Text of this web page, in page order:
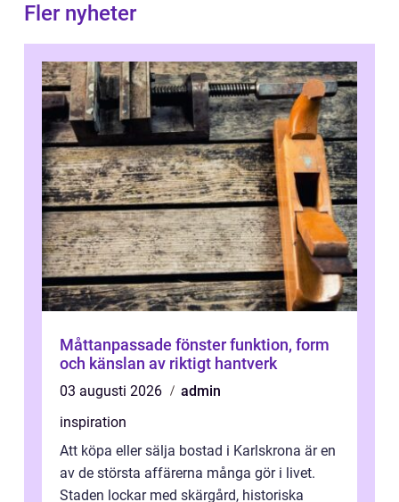
Fler nyheter
Måttanpassade fönster funktion, form
och känslan av riktigt hantverk
03 augusti 2026
admin
inspiration
Att köpa eller sälja bostad i Karlskrona är en
av de största affärerna många gör i livet.
Staden lockar med skärgård, historiska